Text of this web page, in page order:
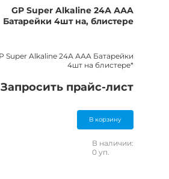
GP Super Alkaline 24А ААA
Батарейки 4шт на, блистере
Super Alkaline 24А ААA Батарейки
4шт на блистере*
Запросить прайс-лист
В корзину
В наличии:
0 уп.